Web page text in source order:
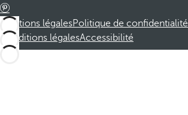
Mentions légalesPolitique de confidentialité
Conditions légalesAccessibilité